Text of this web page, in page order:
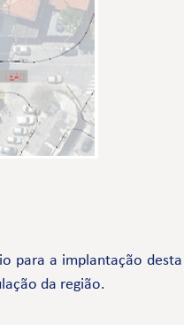
para a implantação
da região.